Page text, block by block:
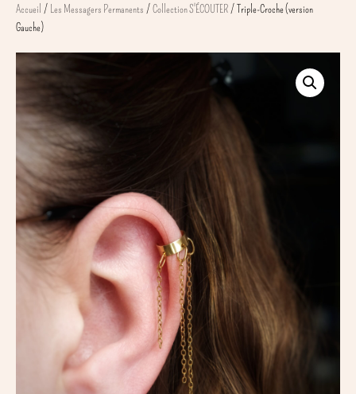
Accueil / Les Messagers Permanents /Collection S'ÉCOUTER / Triple-Croche (version
Gauche)